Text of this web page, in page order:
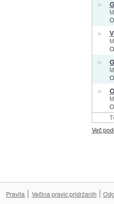
»
»
»
»
Več
Pravila Večina pravic pridržanih